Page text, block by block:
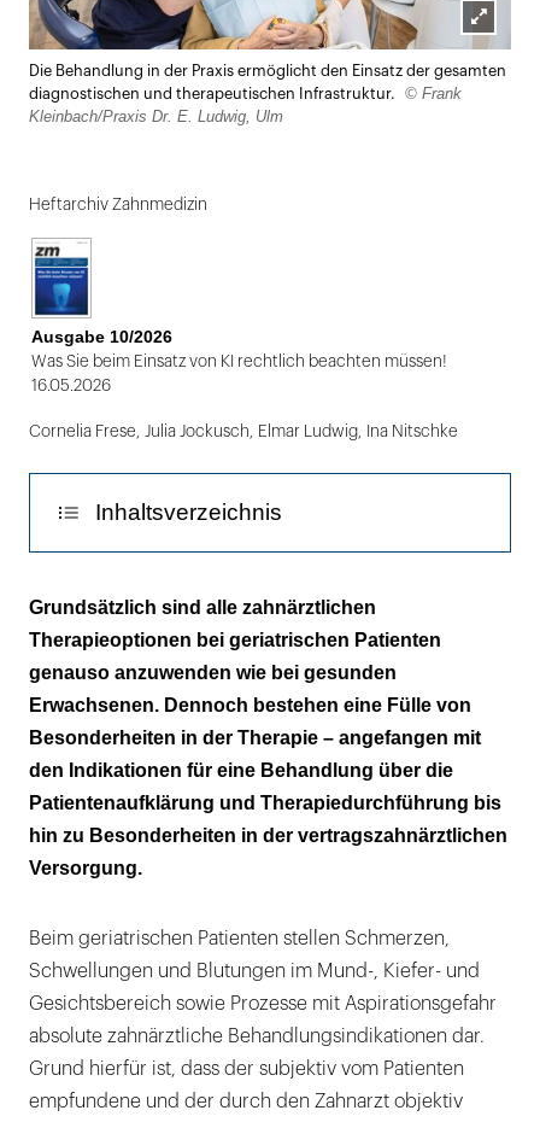
Lightbox
öffnen
Die Behandlung in der Praxis ermöglicht den Einsatz der gesamten
diagnostischen und therapeutischen Infrastruktur.
© Frank
Kleinbach/Praxis Dr. E. Ludwig, Ulm
Heftarchiv Zahnmedizin
Ausgabe 10/2026
Was Sie beim Einsatz von KI rechtlich beachten müssen!
16.05.2026
Cornelia Frese Julia Jockusch Elmar Ludwig Ina Nitschke
Inhaltsverzeichnis
Absolute und relative Indikationen
Das oral-geriatrische ­Paradoxon
Präventive Interventionen
Risiken und Folgen der Nicht-Behandlung
Mobile Behandlungseinheiten
Grundsätzlich sind alle zahnärztlichen
Therapieoptionen bei geriatrischen Patienten
genauso anzuwenden wie bei gesunden
Erwachsenen. Dennoch bestehen eine Fülle von
Besonderheiten in der Therapie – angefangen mit
den Indikationen für eine Behandlung über die
Patientenaufklärung und Therapiedurchführung bis
hin zu Besonderheiten in der vertragszahnärztlichen
Versorgung.
Beim geriatrischen Patienten stellen Schmerzen,
Schwellungen und Blutungen im Mund-, Kiefer- und
Gesichtsbereich sowie Prozesse mit Aspirationsgefahr
absolute zahnärztliche Behandlungsindikationen dar.
Grund hierfür ist, dass der subjektiv vom Patienten
empfundene und der durch den Zahnarzt objektiv